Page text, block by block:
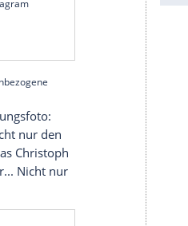
'München Mord' und
im kalten Keller mehr
Inhalt von Glomex GmbH
deaktivieren.